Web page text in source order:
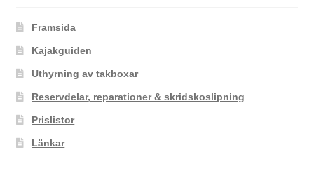
Framsida
Kajakguiden
Uthyrning av takboxar
Reservdelar, reparationer & skridskoslipning
Prislistor
Länkar